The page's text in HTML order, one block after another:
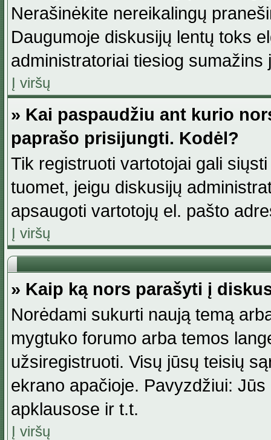
Nerašinėkite nereikalingų
Daugumoje diskusijų lentų toks
administratoriai tiesiog
Į viršų
» Kai paspaudžiu ant kurio
paprašo prisijungti. Kodėl?
Tik registruoti vartotojai gali
tuomet, jeigu diskusijų
apsaugoti vartotojų el. pašto
Į viršų
» Kaip ką nors parašyti į
Norėdami sukurti naują temą
mygtuko forumo arba temos
užsiregistruoti. Visų jūsų teisių
ekrano apačioje. Pavyzdžiui:
apklausose ir t.t.
Į viršų